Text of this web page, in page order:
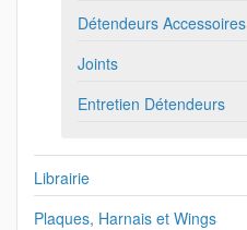
Détendeurs Accessoires
Joints
Entretien Détendeurs
Librairie
Plaques, Harnais et Wings